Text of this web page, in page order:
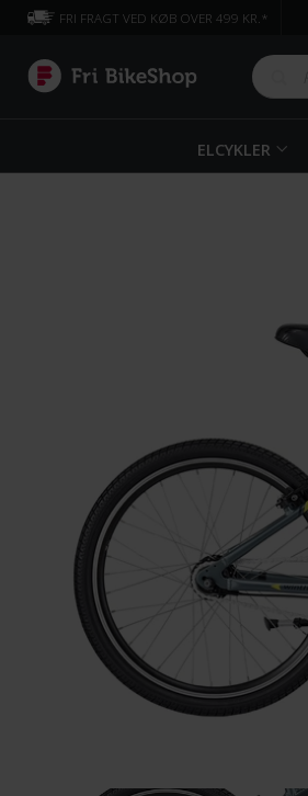
FRI FRAGT VED KØB OVER 499 KR.*
ELCYKLER